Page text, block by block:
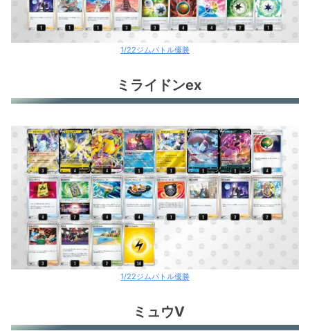
1/22ジムバトル優勝
ミライドンex
1/22ジムバトル優勝
ミュウV